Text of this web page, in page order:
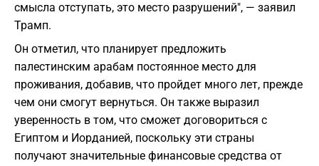
смысла отступать, это место разрушений", — заявил
Трамп.
Он отметил, что планирует предложить
палестинским арабам постоянное место для
проживания, добавив, что пройдет много лет, прежде
чем они смогут вернуться. Он также выразил
уверенность в том, что сможет договориться с
Египтом и Иорданией, поскольку эти страны
получают значительные финансовые средства от